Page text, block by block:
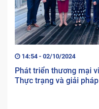
14:54 - 02/10/2024
Phát triển thương mại
Thực trạng và giải pháp